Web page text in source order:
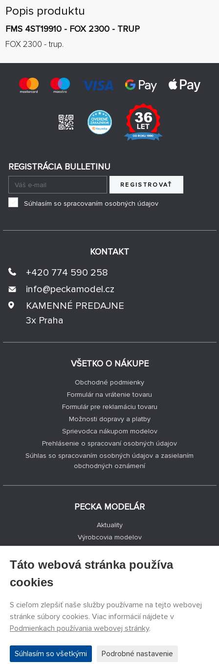
Popis produktu
FMS 4ST19910 - FOX 2300 - TRUP
FOX 2300 - trup.
VŠETKO O NÁKUPE
Obchodné podmienky
Formulár na vrátenie tovaru
Formulár pre reklamáciu tovaru
Možnosti dopravy a platby
Sprievodca nákupom modelov
Prehlásenie o spracovaní osobných údajov
Súhlas so spracovaním osobných údajov a zasielaním
obchodných oznámení
PECKA MODELÁR
Aktuality
Výrobcovia modelov
Kontakty
Facebook
KONTAKT
+420 774 590 258
info@peckamodel.cz
KAMENNÉ PREDAJNE
3x Praha
REGISTRÁCIA BULLETINU
REGISTROVAŤ
Súhlasím so spracovaním osobných údajov
©PECKA MODELÁR s.r.o.
vyhradené.
Táto webová stránka používa
cookies
S cieľom zlepšiť naše služby používame na tejto webovej
stránke súbory cookies. Viac informácií nájdete v
Podmienkach používania webovej stránky.
Súhlasím so všetkými Podrobné nastavenie